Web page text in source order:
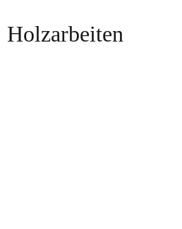
Holzarbeiten